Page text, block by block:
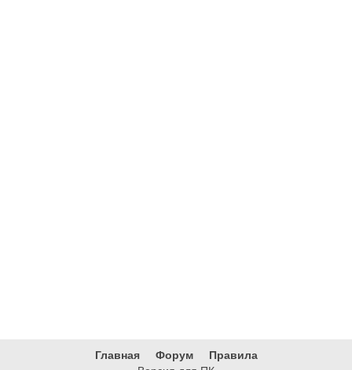
Главная Форум
Правила